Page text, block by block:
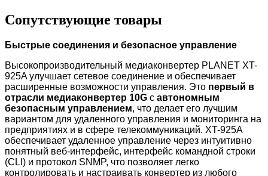
Сопутствующие товары
Быстрые соединения и безопасное управление
Высокопроизводительный медиаконвертер PLANET XT-
925A улучшает сетевое соединение и обеспечивает
расширенные возможности управления. Это первый в
отрасли медиаконвертер 10G с автономным
безопасным управлением, что делает его лучшим
вариантом для удаленного управления и мониторинга на
предприятиях и в сфере телекоммуникаций. XT-925A
обеспечивает удаленное управление через интуитивно
понятный веб-интерфейс, интерфейс командной строки
(CLI) и протокол SNMP, что позволяет легко
контролировать и настраивать конвертер из любого